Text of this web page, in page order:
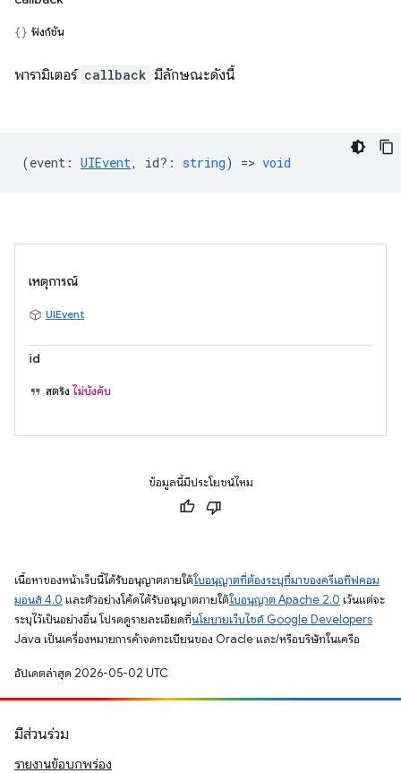
ฟังก์ชัน
พารามิเตอร์ callback มีลักษณะดังนี้
(event : UIEvent, id? : string) => void
เหตุการณ์
UIEvent
id
สตริง ไม่บังคับ
ข้อมูลนี้มีประโยชน์ไหม
เนื้อหาของหน้าเว็บนี้ได้รับอนุญาตภายใต้ใบอนุญาตที่ต้องระบุที่มาของครีเอทีฟคอม
มอนส์ 4.0 และตัวอย่างโค้ดได้รับอนุญาตภายใต้ใบอนุญาต Apache 2.0 เว้นแต่จะ
ระบุไว้เป็นอย่างอื่น โปรดดูรายละเอียดที่นโยบายเว็บไซต์ Google Developers
Java เป็นเครื่องหมายการค้าจดทะเบียนของ Oracle และ/หรือบริษัทในเครือ
อัปเดตล่าสุด 2026-05-02 UTC
มีส่วนร่วม
รายงานข้อบกพร่อง